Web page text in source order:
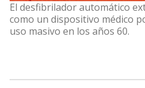
El desfibrilador automático
como un dispositivo médico
uso masivo en los años 60.